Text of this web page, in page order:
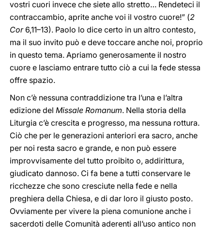
vostri cuori invece che siete allo stretto… Rendeteci il
contraccambio, aprite anche voi il vostro cuore!” (2
Cor6,11–13). Paolo lo dice certo in un altro contesto,
ma il suo invito può e deve toccare anche noi, proprio
in questo tema. Apriamo generosamente il nostro
cuore e lasciamo entrare tutto ciò a cui la fede stessa
offre spazio.
Non c’è nessuna contraddizione tra l’una e l’altra
edizione del Missale Romanum. Nella storia della
Liturgia c’è crescita e progresso, ma nessuna rottura.
Ciò che per le generazioni anteriori era sacro, anche
per noi resta sacro e grande, e non può essere
improvvisamente del tutto proibito o, addirittura,
giudicato dannoso. Ci fa bene a tutti conservare le
ricchezze che sono cresciute nella fede e nella
preghiera della Chiesa, e di dar loro il giusto posto.
Ovviamente per vivere la piena comunione anche i
sacerdoti delle Comunità aderenti all’uso antico non